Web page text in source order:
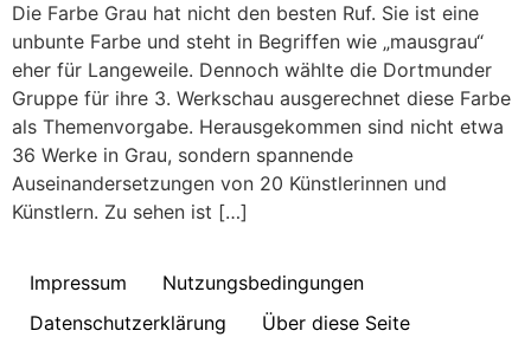
Die Farbe Grau hat nicht den besten Ruf. Sie ist eine
unbunte Farbe und steht in Begriffen wie „mausgrau“
eher für Langeweile. Dennoch wählte die Dortmunder
Gruppe für ihre 3. Werkschau ausgerechnet diese Farbe
als Themenvorgabe. Herausgekommen sind nicht etwa
36 Werke in Grau, sondern spannende
Auseinandersetzungen von 20 Künstlerinnen und
Künstlern. Zu sehen ist […]
Impressum
Nutzungsbedingungen
Datenschutzerklärung
Über diese Seite